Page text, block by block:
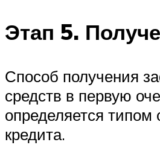
Этап 5.
Способ получения
средств в первую
определяется
кредита.